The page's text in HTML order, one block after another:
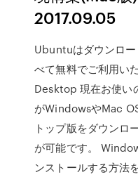
2017.09.05
Ubuntuはダウンロ
べて無料でご利用い
Desktop 現在お使い
がWindowsやMac
トップ版をダウンロ
が可能です。
ンストールする方法